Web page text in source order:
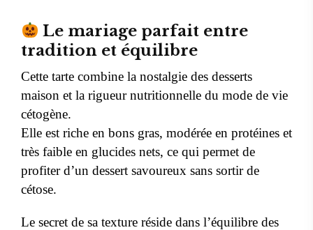
Le mariage parfait entre
tradition et équilibre
Cette tarte combine la nostalgie des desserts
maison et la rigueur nutritionnelle du mode de vie
cétogène.
Elle est riche en bons gras, modérée en protéines et
très faible en glucides nets, ce qui permet de
profiter d’un dessert savoureux sans sortir de
cétose.
Le secret de sa texture réside dans l’équilibre des